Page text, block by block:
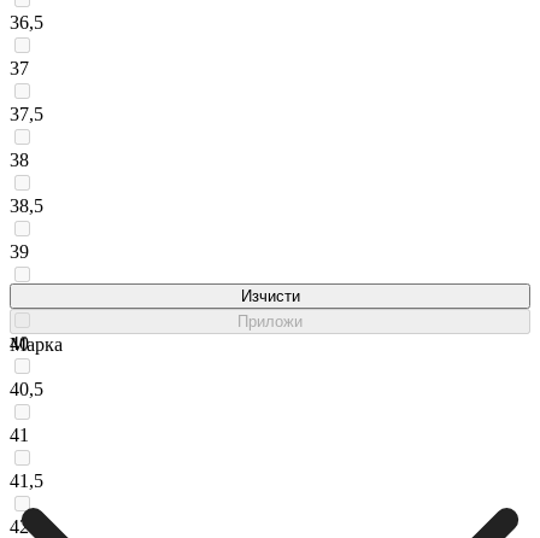
36,5
37
37,5
38
38,5
39
40
40,5
41
41,5
42
Изчисти
Приложи
Марка